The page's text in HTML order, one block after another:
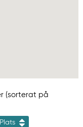
(sorterat på
Plats